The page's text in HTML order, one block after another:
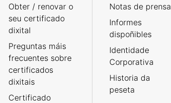
Obter / renovar o
seu certificado
dixital
Preguntas máis
frecuentes sobre
certificados
dixitais
Certificado
Notas de prensa
Informes
dispoñibles
Identidade
Corporativa
Historia da
peseta